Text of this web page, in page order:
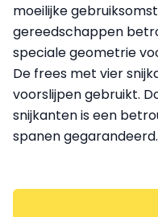
moeilijke
gereedschappen
speciale geometrie
De frees met vier
voorslijpen gebruikt.
snijkanten is een
spanen gegarandeerd.